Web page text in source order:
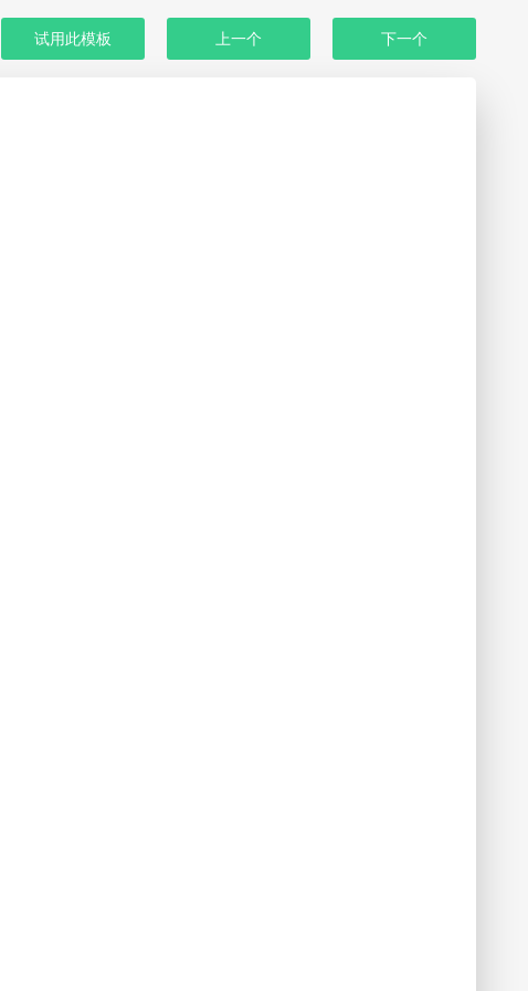
下一个
上一个
试用此模板